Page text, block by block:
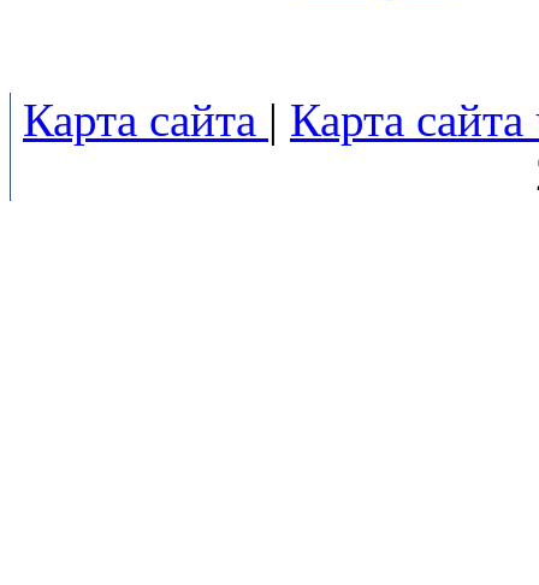
Карта сайта | Карта сайта